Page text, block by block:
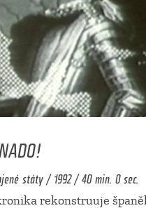
státy / 1992 / 40 min. 0 sec.
rekonstruuje